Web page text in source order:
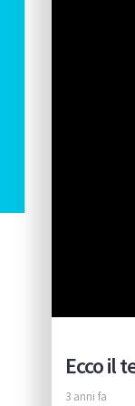
Ecco il
3 anni fa